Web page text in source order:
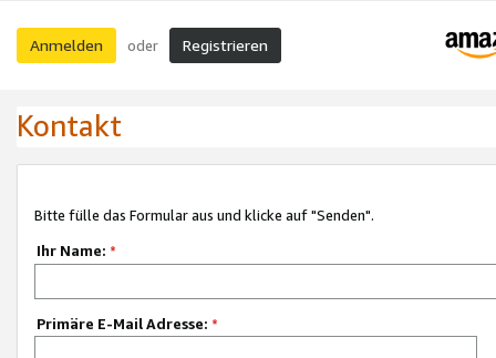
Anmelden oder Registrieren
Kontakt
Bitte fülle das Formular aus und klicke auf "Senden".
Ihr Name: *
Primäre E-Mail Adresse: *